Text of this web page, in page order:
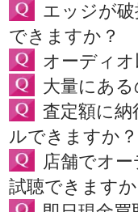
エッジが
できますか？
オーディ
大量にあ
査定額に
ルできますか？
店舗でオ
試聴できますか